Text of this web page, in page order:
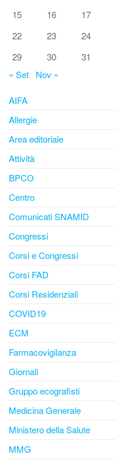
15
16 17
22
23 24
29
30
31
« Set
Nov »
AIFA
Allergie
Area editoriale
Attività
BPCO
Centro
Comunicati SNAMID
Congressi
Corsi e Congressi
Corsi FAD
Corsi Residenziali
COVID19
ECM
Farmacovigilanza
Giornali
Gruppo ecografisti
Medicina Generale
Ministero della Salute
MMG